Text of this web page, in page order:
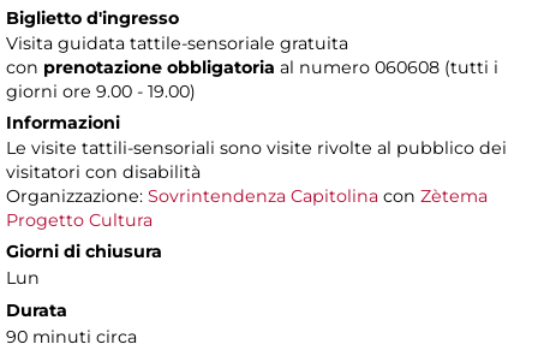
Biglietto d'ingresso
Visita guidata tattile-sensoriale gratuita
con prenotazione obbligatoria al numero 060608 (tutti i
giorni ore 9.00 - 19.00)
Informazioni
Le visite tattili-sensoriali sono visite rivolte al pubblico dei
visitatori con disabilità
Organizzazione: Sovrintendenza Capitolina con Zètema
Progetto Cultura
Giorni di chiusura
Lun
Durata
90 minuti circa